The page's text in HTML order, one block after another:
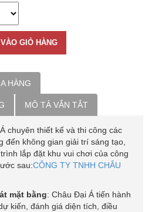
GIỎ HÀNG
HÀNG
MÔ TẢ VẮN TẮT
chuyên thiết kế và thi công các
đến không gian giải trí sáng tạo,
lắp đặt khu vui chơi của công
sau:CÔNG TY TNHH CHÂU
mặt bằng: Châu Đại Á tiến hành
kiến, đánh giá diện tích, điều